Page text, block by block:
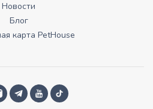
Новости
Блог
карта PetHouse